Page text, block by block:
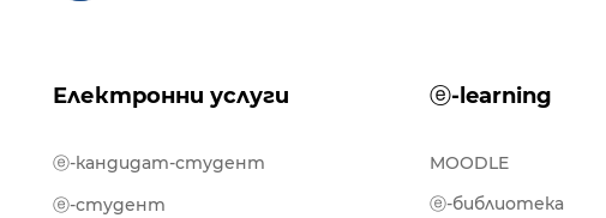
Електронни услуги ⓔ-learning
ⓔ-кандидат-студент
ⓔ-студент
MOODLE
ⓔ-библиотека